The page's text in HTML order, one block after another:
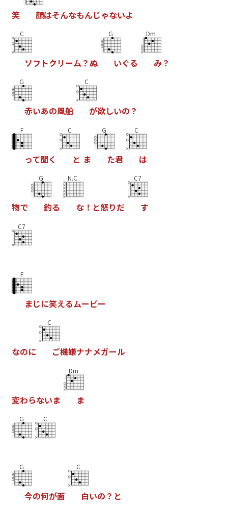
笑 顔はそんなもんじゃないよ
C
ソフ トクリーム ？ ぬ
G
いぐる
Dm
み？
G
赤いあの風船
C
が欲しいの ？
F
って聞く
C
と ま
G
た君
C
は
物で
G
釣る
N.C.
な！ と怒りだ
C7
す
C7
F
まじに笑えるムービー
なのに
C
ご機嫌ナナメガール
変わらないま
Dm
ま
G C
G
今の何が面
C
白いの ？ と